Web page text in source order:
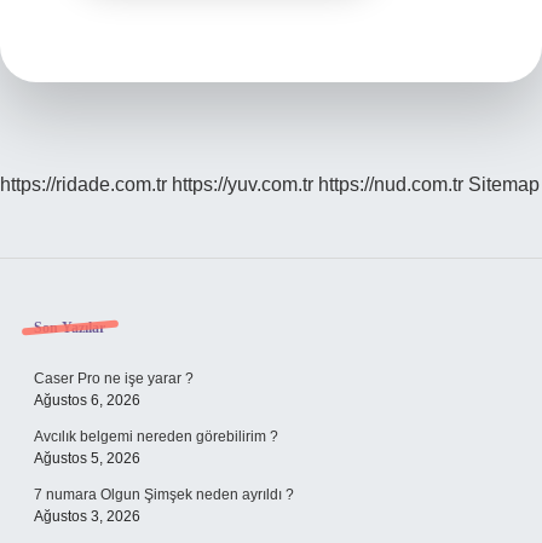
https://ridade.com.tr https://yuv.com.tr https://nud.com.tr Sitemap
Sidebar
Son Yazılar
Caser Pro ne işe yarar ?
Ağustos 6, 2026
Avcılık belgemi nereden görebilirim ?
Ağustos 5, 2026
7 numara Olgun Şimşek neden ayrıldı ?
Ağustos 3, 2026